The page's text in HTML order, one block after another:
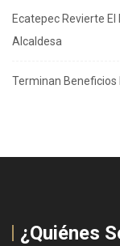
Ecatepec Revierte
Alcaldesa
Terminan Beneficios
¿Quiénes